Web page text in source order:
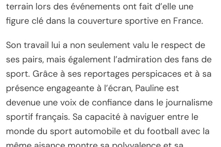
terrain lors des événements ont fait d’elle une
figure clé dans la couverture sportive en France.
Son travail lui a non seulement valu le respect de
ses pairs, mais également l’admiration des fans de
sport. Grâce à ses reportages perspicaces et à sa
présence engageante à l’écran, Pauline est
devenue une voix de confiance dans le journalisme
sportif français. Sa capacité à naviguer entre le
monde du sport automobile et du football avec la